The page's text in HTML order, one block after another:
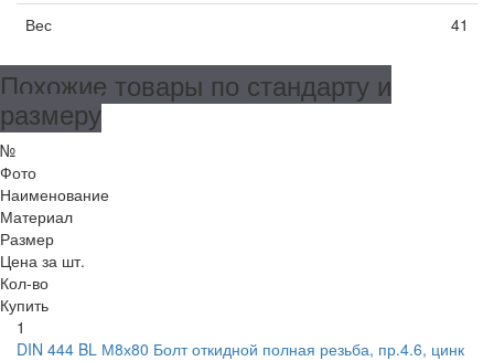
Вес
41
Похожие товары по стандарту и
размеру
№
Фото
Наименование
Материал
Размер
Цена за шт.
Кол-во
Купить
1
DIN 444 BL М8х80 Болт откидной полная резьба, пр.4.6, цинк